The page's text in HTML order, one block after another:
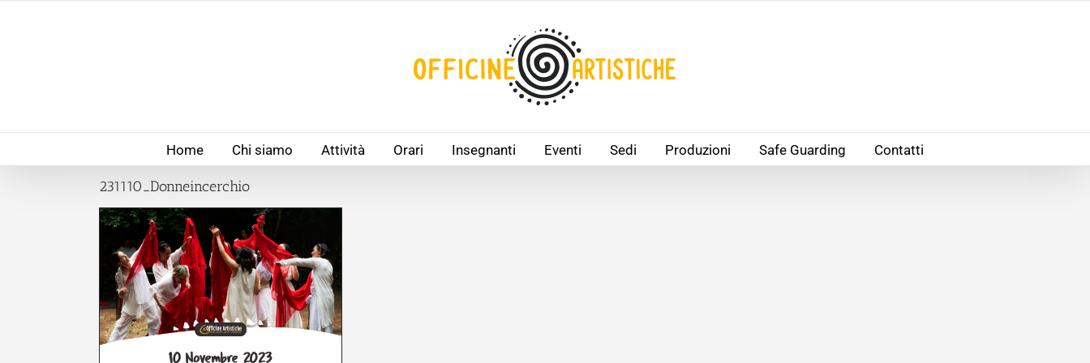
Home Chi siamo Attività Orari Insegnanti Eventi Sedi Produzioni Safe Guarding Contatti
231110_Donneincerchio